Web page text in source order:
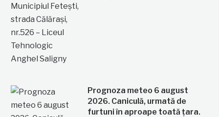
Prognoza meteo 6 august
2026. Caniculă, urmată de
furtuni în aproape toată țara.